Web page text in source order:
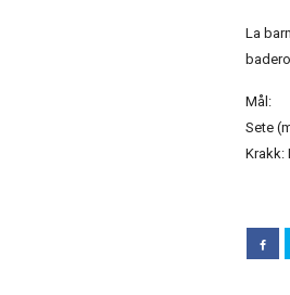
La
Mål:
Sete
Krakk: